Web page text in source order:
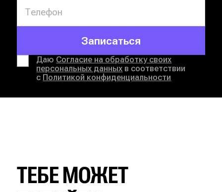
Записаться
Даю Согласие на обработку своих
персональных данных в соответствии
с Политикой конфиденциальности
ТЕБЕ МОЖЕТ